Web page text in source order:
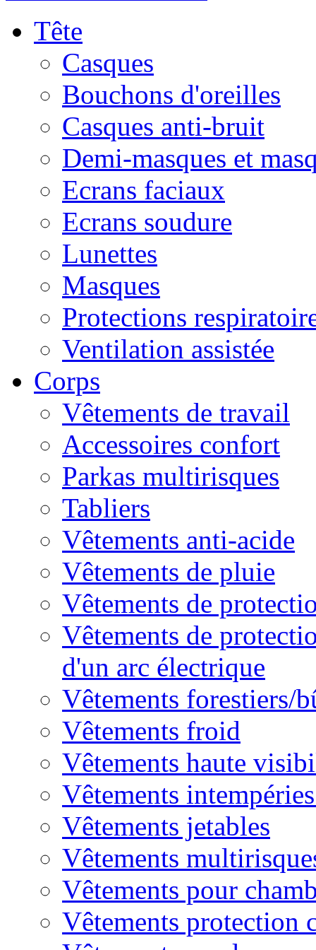
Tête
Casques
Bouchons d'oreilles
Casques anti-bruit
Demi-masques et
Ecrans faciaux
Ecrans soudure
Lunettes
Masques
Protections
Ventilation assistée
Corps
Vêtements de travail
Accessoires confort
Parkas multirisques
Tabliers
Vêtements anti-acide
Vêtements de pluie
Vêtements de
Vêtements de
d'un arc électrique
Vêtements forestiers/
Vêtements froid
Vêtements haute
Vêtements
Vêtements jetables
Vêtements
Vêtements pour
Vêtements protection